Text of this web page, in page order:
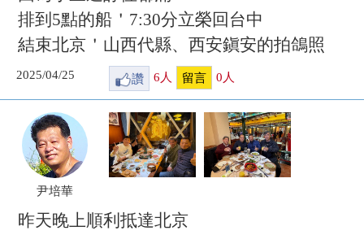
排到5點的船＇7:30分立榮回台中
結束北京＇山西代縣、西安鎭安的拍鴿照
2025/04/25 讚 6人 留言 0人
尹培華
昨天晚上順利抵達北京